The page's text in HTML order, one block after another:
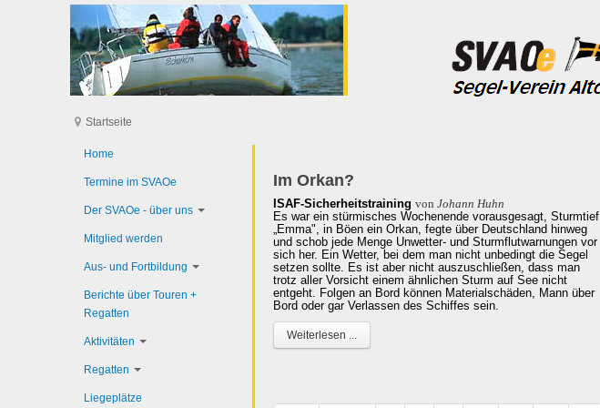
Startseite
Im Orkan?
ISAF-Sicherheitstraining von Johann Huhn
Es war ein stürmisches Wochenende vorausgesagt, Sturmtief
„Emma", in Böen ein Orkan, fegte über Deutschland hinweg
und schob jede Menge Unwetter- und Sturmflutwarnungen vor
sich her. Ein Wetter, bei dem man nicht unbedingt die Segel
setzen sollte. Es ist aber nicht auszuschließen, dass man
trotz aller Vorsicht einem ähnlichen Sturm auf See nicht
entgeht. Folgen an Bord können Materialschäden, Mann über
Bord oder gar Verlassen des Schiffes sein.
Weiterlesen ...
Home
Termine im SVAOe
Der SVAOe - über uns
Mitglied werden
Aus- und Fortbildung
Berichte über Touren +
Regatten
Aktivitäten
Regatten
Liegeplätze